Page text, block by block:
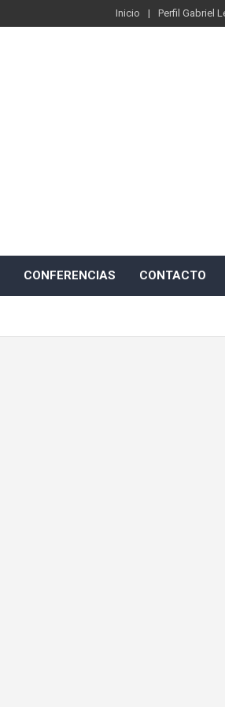
Inicio Perfil Gabriel
CONFERENCIAS CONTACTO